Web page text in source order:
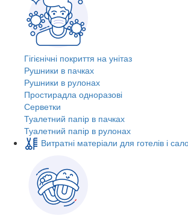
Гігієнічні покриття на унітаз
Рушники в пачках
Рушники в рулонах
Простирадла одноразові
Серветки
Туалетний папір в пачках
Туалетний папір в рулонах
Витратні матеріали для готелів і